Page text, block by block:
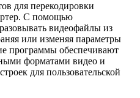
для перекодировки
С помощью
видеофайлы из
или изменяя параметры
программы обеспечивают
форматами видео и
для пользовательской